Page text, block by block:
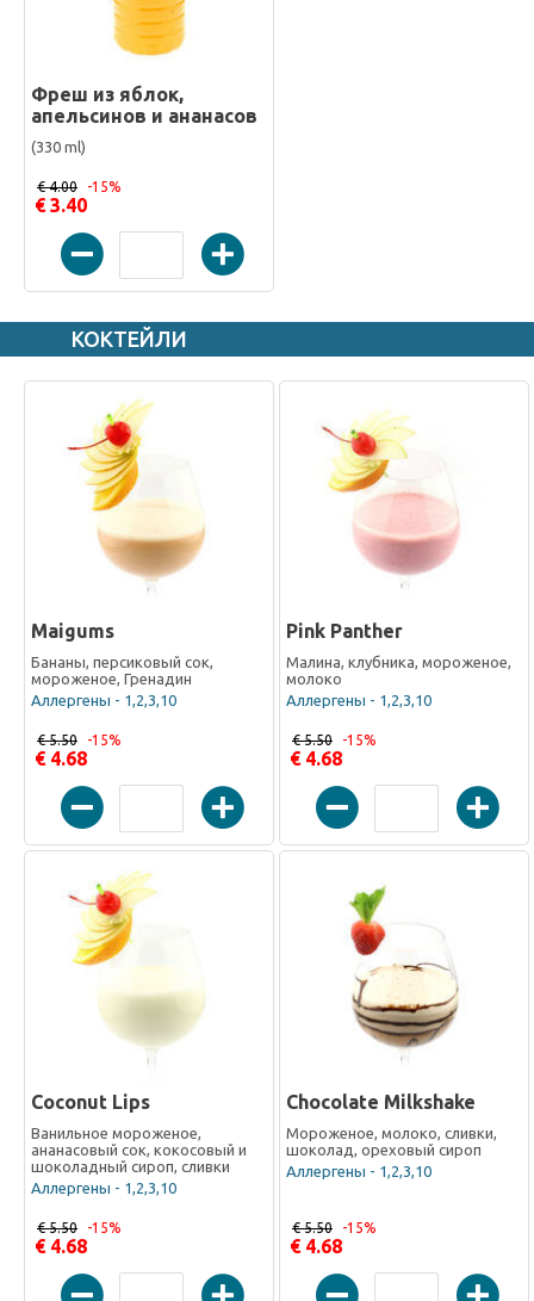
Фреш из яблок,
апельсинов и ананасов
(330 ml)
€ 3.40
€ 4.00 -15%
КОКТЕЙЛИ
Maigums
Бананы, персиковый сок,
мороженое, Гренадин
Аллергены - 1,2,3,10
€ 4.68
€ 5.50 -15%
Pink Panther
Малина, клубника, мороженое,
молоко
Аллергены - 1,2,3,10
€ 4.68
€ 5.50 -15%
Coconut Lips
Ванильное мороженое,
ананасовый сок, кокосовый и
шоколадный сироп, сливки
Аллергены - 1,2,3,10
€ 4.68
€ 5.50 -15%
Chocolate Milkshake
Мороженое, молоко, сливки,
шоколад, ореховый сироп
Аллергены - 1,2,3,10
€ 4.68
€ 5.50 -15%